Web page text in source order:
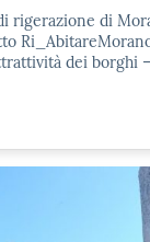
rigerazione di
dei borghi